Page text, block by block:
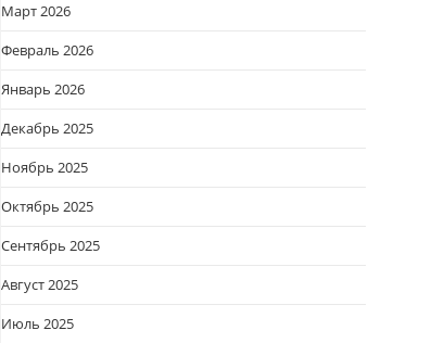
Март 2026
Февраль 2026
Январь 2026
Декабрь 2025
Ноябрь 2025
Октябрь 2025
Сентябрь 2025
Август 2025
Июль 2025